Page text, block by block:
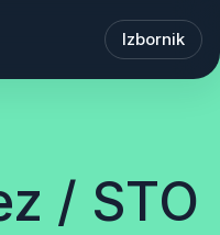
Izbornik
/ STO